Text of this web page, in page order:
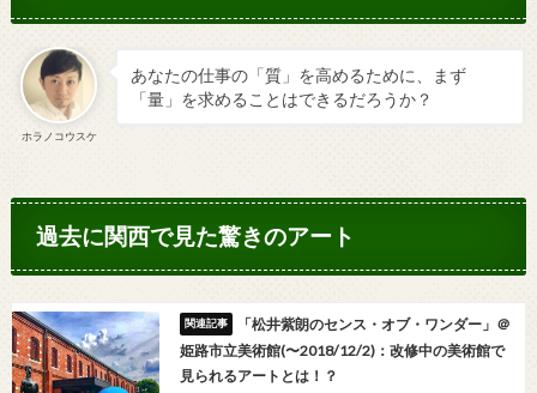
ホラノコウスケ
あなたの仕事の「質」を高めるために、まず
「量」を求めることはできるだろうか？
過去に関西で見た驚きのアート
「松井紫朗のセンス・オブ・ワンダー」＠
姫路市立美術館(〜2018/12/2)：改修中の美術館で
見られるアートとは！？